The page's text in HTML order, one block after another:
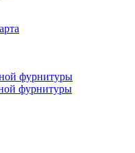
фурнитуры
фурнитуры